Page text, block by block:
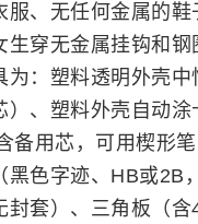
服、无任何金属的鞋
穿无金属挂钩和钢
为：塑料透明外壳中
）、塑料外壳自动涂
备用芯，可用楔形
黑色字迹、HB或2B
封套）、三角板（含